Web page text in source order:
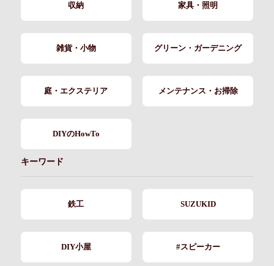
収納 家具・照明
雑貨・小物 グリーン・ガーデニング
庭・エクステリア メンテナンス・お掃除
DIYのHowTo
キーワード
鉄工 SUZUKID
DIY小屋 #スピーカー